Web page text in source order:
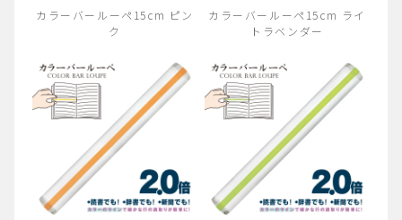
カラーバールーペ15cm ピン
ク
カラーバールーペ15cm ライ
トラベンダー